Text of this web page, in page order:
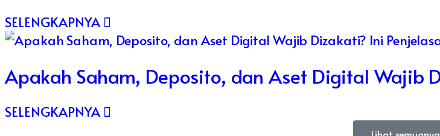
SELENGKAPNYA
Apakah Saham, Deposito, dan Aset Digital Wajib
SELENGKAPNYA